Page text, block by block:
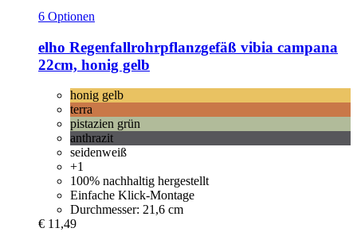
6 Optionen
elho Regenfallrohrpflanzgefäß vibia campana
22cm, honig gelb
honig gelb
terra
pistazien grün
anthrazit
seidenweiß
+1
100% nachhaltig hergestellt
Einfache Klick-Montage
Durchmesser: 21,6 cm
€ 11,49